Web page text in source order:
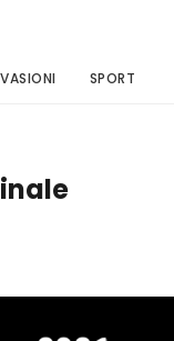
SPORT